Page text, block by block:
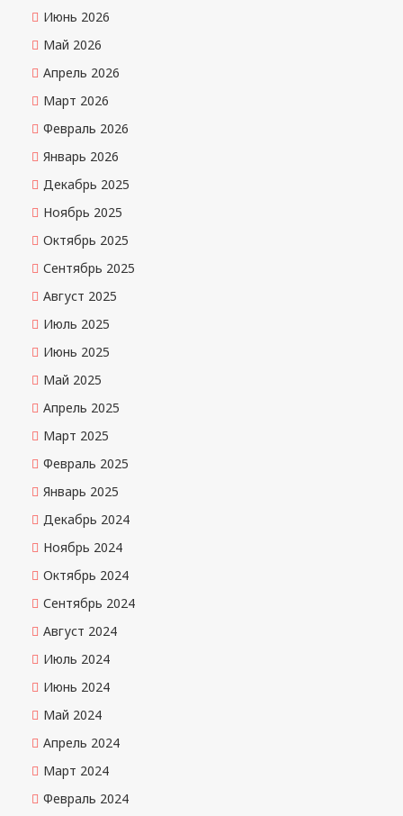
Июнь 2026
Май 2026
Апрель 2026
Март 2026
Февраль 2026
Январь 2026
Декабрь 2025
Ноябрь 2025
Октябрь 2025
Сентябрь 2025
Август 2025
Июль 2025
Июнь 2025
Май 2025
Апрель 2025
Март 2025
Февраль 2025
Январь 2025
Декабрь 2024
Ноябрь 2024
Октябрь 2024
Сентябрь 2024
Август 2024
Июль 2024
Июнь 2024
Май 2024
Апрель 2024
Март 2024
Февраль 2024